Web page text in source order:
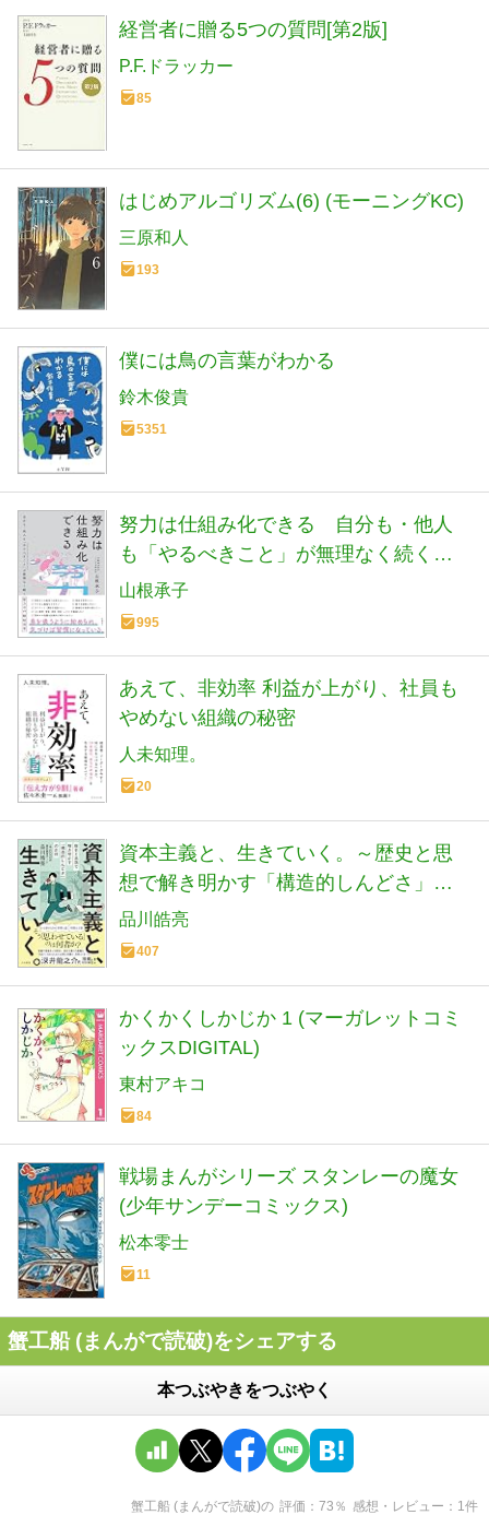
経営者に贈る5つの質問[第2版]
P.F.ドラッカー
85
はじめアルゴリズム(6) (モーニングKC)
三原和人
193
僕には鳥の言葉がわかる
鈴木俊貴
5351
努力は仕組み化できる 自分も・他人
も「やるべきこと」が無理なく続く努
力の行動経済学
山根承子
995
あえて、非効率 利益が上がり、社員も
やめない組織の秘密
人未知理。
20
資本主義と、生きていく。～歴史と思
想で解き明かす「構造的しんどさ」の
正体
品川皓亮
407
かくかくしかじか 1 (マーガレットコミ
ックスDIGITAL)
東村アキコ
84
戦場まんがシリーズ スタンレーの魔女
(少年サンデーコミックス)
松本零士
11
蟹工船 (まんがで読破)をシェアする
本つぶやきをつぶやく
蟹工船 (まんがで読破)の 評価 73 ％ 感想・レビュー 1 件